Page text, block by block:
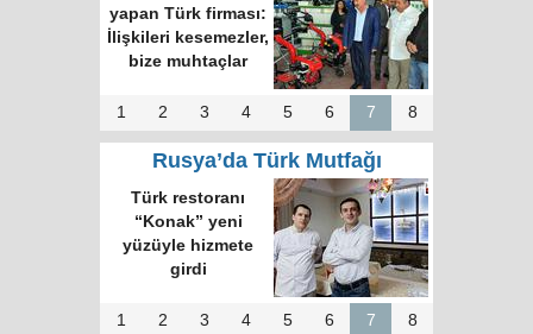
yapan Türk firması:
İlişkileri kesemezler,
bize muhtaçlar
1 2 3 4 5 6 7 8
Rusya’da Türk Mutfağı
Türk restoranı
“Konak” yeni
yüzüyle hizmete
girdi
1 2 3 4 5 6 7 8